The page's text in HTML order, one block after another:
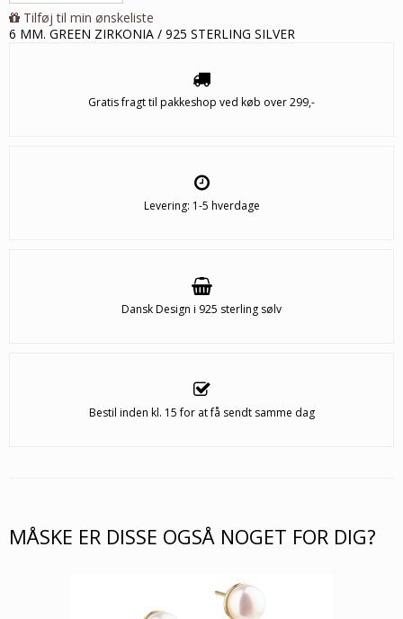
Tilføj til min ønskeliste
6 MM. GREEN ZIRKONIA / 925 STERLING SILVER
Gratis fragt til pakkeshop ved køb over 299,-
Levering: 1-5 hverdage
Dansk Design i 925 sterling sølv
Bestil inden kl. 15 for at få sendt samme dag
MÅSKE ER DISSE OGSÅ NOGET FOR DIG?